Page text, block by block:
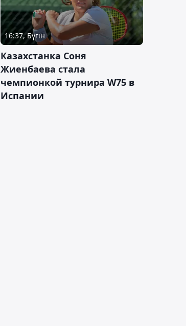
16:37, Бүгін
Казахстанка Соня
Жиенбаева стала
чемпионкой турнира W75 в
Испании